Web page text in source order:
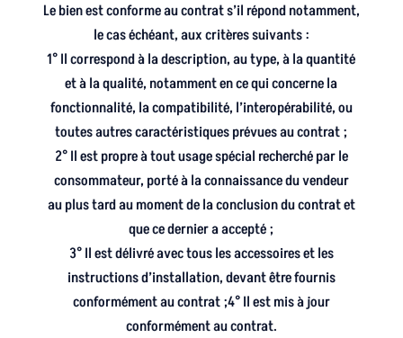
Le bien est conforme au contrat s’il répond notamment,
le cas échéant, aux critères suivants :
1° Il correspond à la description, au type, à la quantité
et à la qualité, notamment en ce qui concerne la
fonctionnalité, la compatibilité, l’interopérabilité, ou
toutes autres caractéristiques prévues au contrat ;
2° Il est propre à tout usage spécial recherché par le
consommateur, porté à la connaissance du vendeur
au plus tard au moment de la conclusion du contrat et
que ce dernier a accepté ;
3° Il est délivré avec tous les accessoires et les
instructions d’installation, devant être fournis
conformément au contrat ;4° Il est mis à jour
conformément au contrat.